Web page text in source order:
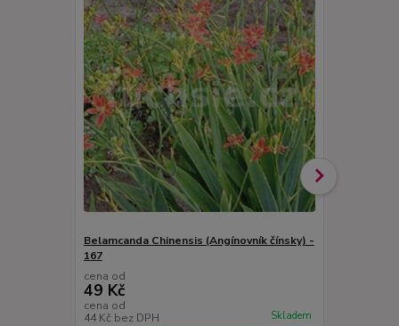
Belamcanda Chinensis (Angínovník čínsky) -
167
cena od
49 Kč
cena od
44 Kč bez DPH Skladem